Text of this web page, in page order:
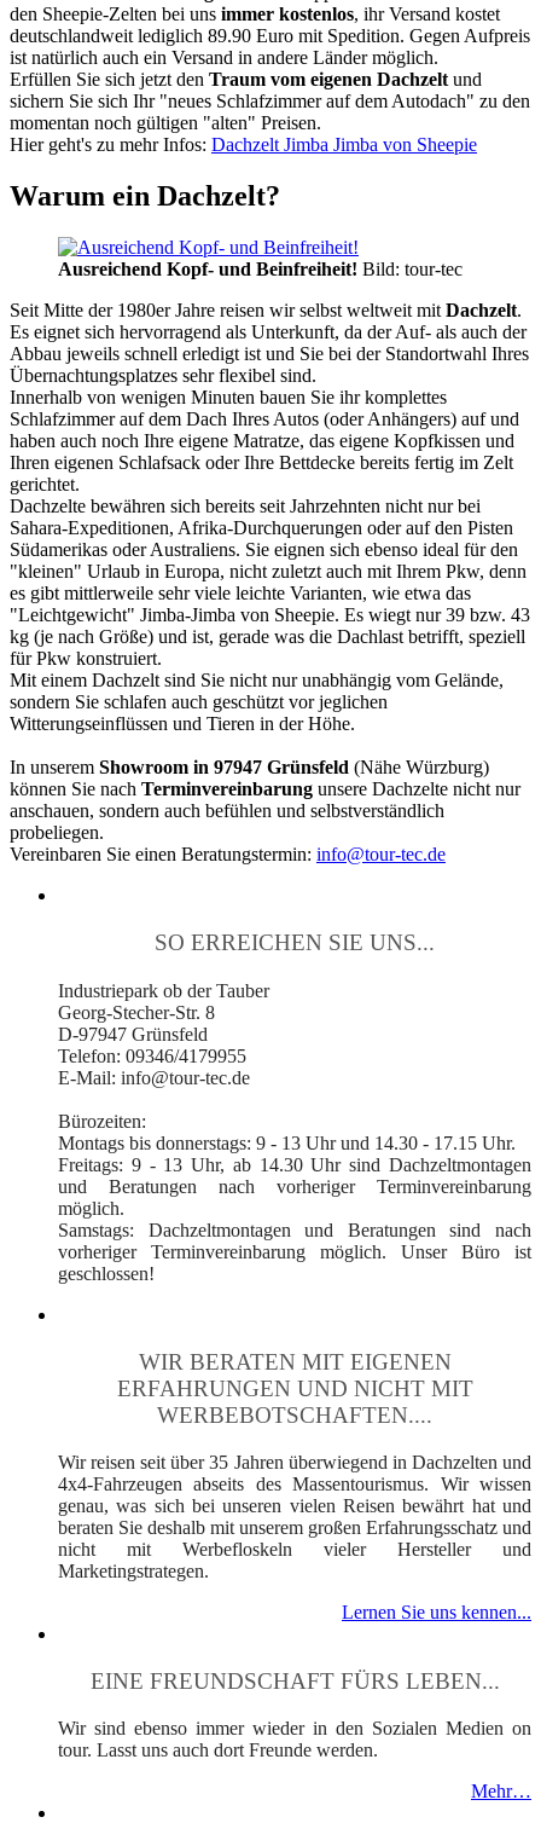
den Sheepie-Zelten bei uns immer kostenlos, ihr Versand kostet
deutschlandweit lediglich 89.90 Euro mit Spedition. Gegen Aufpreis
ist natürlich auch ein Versand in andere Länder möglich.
Erfüllen Sie sich jetzt den Traum vom eigenen Dachzelt und
sichern Sie sich Ihr "neues Schlafzimmer auf dem Autodach" zu den
momentan noch gültigen "alten" Preisen.
Hier geht's zu mehr Infos: Dachzelt Jimba Jimba von Sheepie
Warum ein Dachzelt?
Ausreichend Kopf- und Beinfreiheit! Bild: tour-tec
Seit Mitte der 1980er Jahre reisen wir selbst weltweit mit Dachzelt.
Es eignet sich hervorragend als Unterkunft, da der Auf- als auch der
Abbau jeweils schnell erledigt ist und Sie bei der Standortwahl Ihres
Übernachtungsplatzes sehr flexibel sind.
Innerhalb von wenigen Minuten bauen Sie ihr komplettes
Schlafzimmer auf dem Dach Ihres Autos (oder Anhängers) auf und
haben auch noch Ihre eigene Matratze, das eigene Kopfkissen und
Ihren eigenen Schlafsack oder Ihre Bettdecke bereits fertig im Zelt
gerichtet.
Dachzelte bewähren sich bereits seit Jahrzehnten nicht nur bei
Sahara-Expeditionen, Afrika-Durchquerungen oder auf den Pisten
Südamerikas oder Australiens. Sie eignen sich ebenso ideal für den
"kleinen" Urlaub in Europa, nicht zuletzt auch mit Ihrem Pkw, denn
es gibt mittlerweile sehr viele leichte Varianten, wie etwa das
"Leichtgewicht" Jimba-Jimba von Sheepie. Es wiegt nur 39 bzw. 43
kg (je nach Größe) und ist, gerade was die Dachlast betrifft, speziell
für Pkw konstruiert.
Mit einem Dachzelt sind Sie nicht nur unabhängig vom Gelände,
sondern Sie schlafen auch geschützt vor jeglichen
Witterungseinflüssen und Tieren in der Höhe.
In unserem Showroom in 97947 Grünsfeld (Nähe Würzburg)
können Sie nach Terminvereinbarung unsere Dachzelte nicht nur
anschauen, sondern auch befühlen und selbstverständlich
probeliegen.
Vereinbaren Sie einen Beratungstermin: info@tour-tec.de
SO ERREICHEN SIE UNS...
Industriepark ob der Tauber
Georg-Stecher-Str. 8
D-97947 Grünsfeld
Telefon: 09346/4179955
E-Mail: info@tour-tec.de
Bürozeiten:
Montags bis donnerstags: 9 - 13 Uhr und 14.30 - 17.15 Uhr.
Freitags: 9 - 13 Uhr, ab 14.30 Uhr sind Dachzeltmontagen
und Beratungen nach vorheriger Terminvereinbarung
möglich.
Samstags: Dachzeltmontagen und Beratungen sind nach
vorheriger Terminvereinbarung möglich. Unser Büro ist
geschlossen!
WIR BERATEN MIT EIGENEN
ERFAHRUNGEN UND NICHT MIT
WERBEBOTSCHAFTEN....
Wir reisen seit über 35 Jahren überwiegend in Dachzelten und
4x4-Fahrzeugen abseits des Massentourismus. Wir wissen
genau, was sich bei unseren vielen Reisen bewährt hat und
beraten Sie deshalb mit unserem großen Erfahrungsschatz und
nicht mit Werbefloskeln vieler Hersteller und
Marketingstrategen.
Lernen Sie uns kennen...
EINE FREUNDSCHAFT FÜRS LEBEN...
Wir sind ebenso immer wieder in den Sozialen Medien on
tour. Lasst uns auch dort Freunde werden.
Mehr…